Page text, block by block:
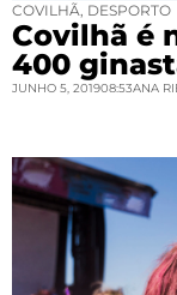
COVILHÃ, DESPORTO
Covilhã é
400
JUNHO 5, 201908:53ANA